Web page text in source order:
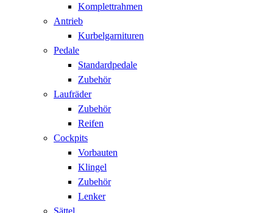
Komplettrahmen
Antrieb
Kurbelgarnituren
Pedale
Standardpedale
Zubehör
Laufräder
Zubehör
Reifen
Cockpits
Vorbauten
Klingel
Zubehör
Lenker
Sättel